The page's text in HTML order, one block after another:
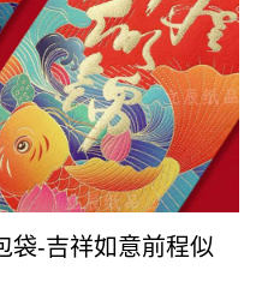
袋-吉祥如意前程似